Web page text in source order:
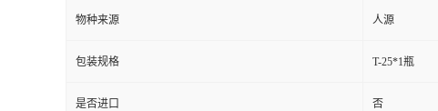
物种来源 人源
包装规格 T-25*1瓶
是否进口 否